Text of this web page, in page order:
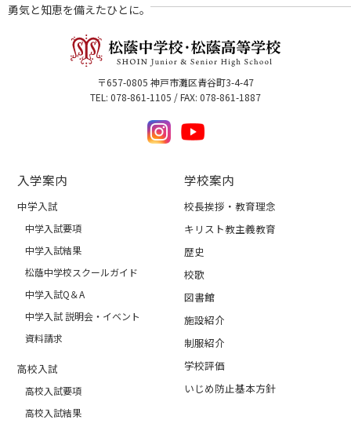
勇気と知恵を備えたひとに。
〒657-0805 神戸市灘区青谷町3-4-47
TEL: 078-861-1105 / FAX: 078-861-1887
入学案内
中学入試
中学入試要項
中学入試結果
松蔭中学校スクールガイド
中学入試Q＆A
中学入試 説明会・イベント
資料請求
高校入試
高校入試要項
高校入試結果
学校案内
校長挨拶・教育理念
キリスト教主義教育
歴史
校歌
図書館
施設紹介
制服紹介
学校評価
いじめ防止基本方針